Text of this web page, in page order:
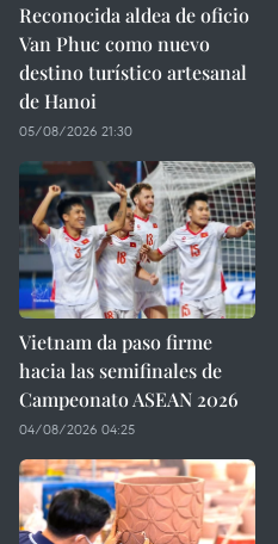
Reconocida aldea de oficio
Van Phuc como nuevo
destino turístico artesanal
de Hanoi
05/08/2026 21:30
Vietnam da paso firme
hacia las semifinales de
Campeonato ASEAN 2026
04/08/2026 04:25